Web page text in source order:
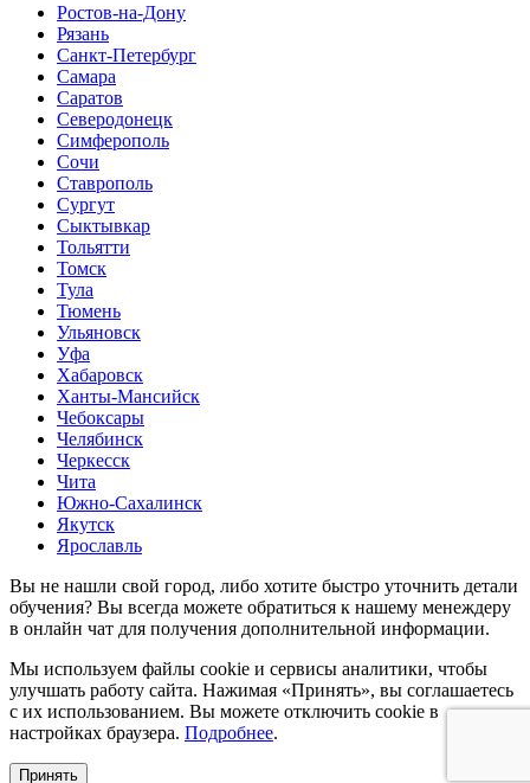
Ростов-на-Дону
Рязань
Санкт-Петербург
Самара
Саратов
Северодонецк
Симферополь
Сочи
Ставрополь
Сургут
Сыктывкар
Тольятти
Томск
Тула
Тюмень
Ульяновск
Уфа
Хабаровск
Ханты-Мансийск
Чебоксары
Челябинск
Черкесск
Чита
Южно-Сахалинск
Якутск
Ярославль
Вы не нашли свой город, либо хотите быстро уточнить детали
обучения? Вы всегда можете обратиться к нашему менеждеру
в онлайн чат для получения дополнительной информации.
Мы используем файлы cookie и сервисы аналитики, чтобы
улучшать работу сайта. Нажимая «Принять», вы соглашаетесь
с их использованием. Вы можете отключить cookie в
настройках браузера. Подробнее.
Принять